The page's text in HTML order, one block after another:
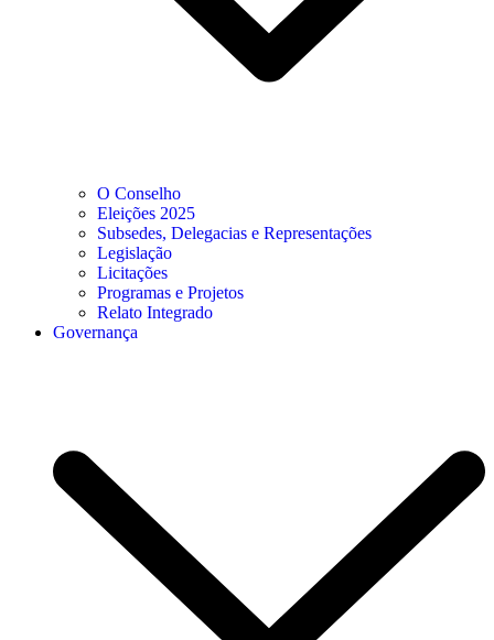
O Conselho
Eleições 2025
Subsedes, Delegacias e Representações
Legislação
Licitações
Programas e Projetos
Relato Integrado
Governança